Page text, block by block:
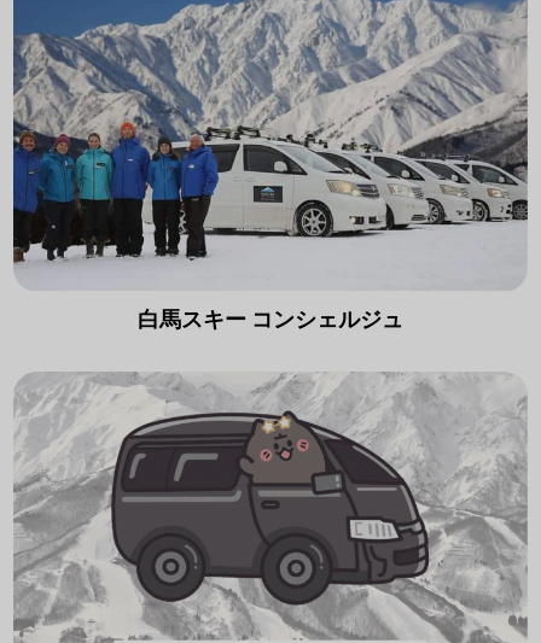
白馬スキー コンシェルジュ